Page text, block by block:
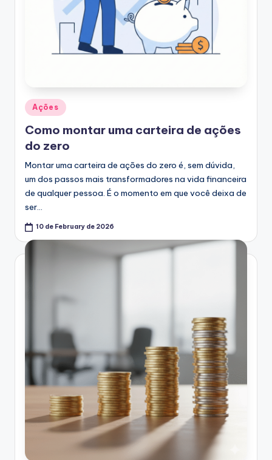
Posted
in
Ações
Como montar uma carteira de ações
do zero
Montar uma carteira de ações do zero é, sem dúvida,
um dos passos mais transformadores na vida financeira
de qualquer pessoa. É o momento em que você deixa de
ser…
10 de February de 2026